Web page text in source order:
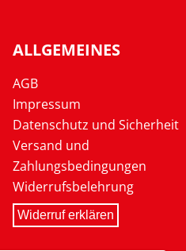
ALLGEMEINES
AGB
Impressum
Datenschutz und Sicherheit
Versand und
Zahlungsbedingungen
Widerrufsbelehrung
Widerruf erklären